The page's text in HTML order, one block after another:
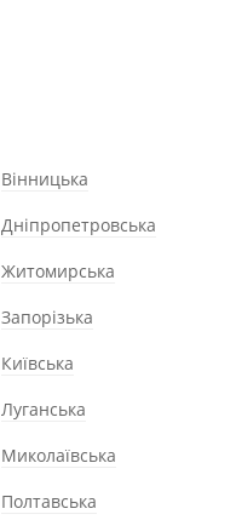
Вінницька
Дніпропетровська
Житомирська
Запорізька
Київська
Луганська
Миколаївська
Полтавська